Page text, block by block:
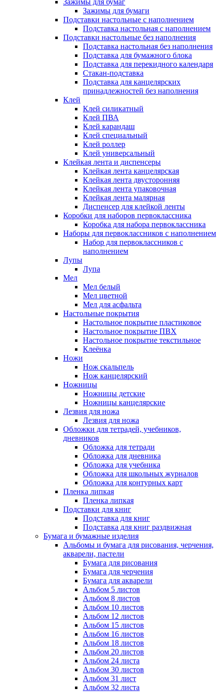
Зажимы для бумаг
Зажимы для бумаги
Подставки настольные с наполнением
Подставка настольная с наполнением
Подставки настольные без наполнения
Подставка настольная без наполнения
Подставка для бумажного блока
Подставка для перекидного календаря
Стакан-подставка
Подставка для канцелярских
принадлежностей без наполнения
Клей
Клей силикатный
Клей ПВА
Клей карандаш
Клей специальный
Клей роллер
Клей универсальный
Клейкая лента и диспенсеры
Клейкая лента канцелярская
Клейкая лента двусторонняя
Клейкая лента упаковочная
Клейкая лента малярная
Диспенсер для клейкой ленты
Коробки для наборов первоклассника
Коробка для набора первоклассника
Наборы для первоклассников с наполнением
Набор для первоклассников с
наполнением
Лупы
Лупа
Мел
Мел белый
Мел цветной
Мел для асфальта
Настольные покрытия
Настольное покрытие пластиковое
Настольное покрытие ПВХ
Настольное покрытие текстильное
Клеёнка
Ножи
Нож скальпель
Нож канцелярский
Ножницы
Ножницы детские
Ножницы канцелярские
Лезвия для ножа
Лезвия для ножа
Обложки для тетрадей, учебников,
дневников
Обложка для тетради
Обложка для дневника
Обложка для учебника
Обложка для школьных журналов
Обложка для контурных карт
Пленка липкая
Пленка липкая
Подставки для книг
Подставка для книг
Подставка для книг раздвижная
Бумага и бумажные изделия
Альбомы и бумага для рисования, черчения,
акварели, пастели
Бумага для рисования
Бумага для черчения
Бумага для акварели
Альбом 5 листов
Альбом 8 листов
Альбом 10 листов
Альбом 12 листов
Альбом 15 листов
Альбом 16 листов
Альбом 18 листов
Альбом 20 листов
Альбом 24 листа
Альбом 30 листов
Альбом 31 лист
Альбом 32 листа